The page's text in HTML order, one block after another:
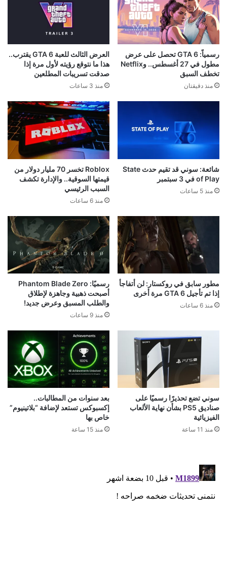
رسمياً: GTA 6 تحصل على عرض
مطول في 27 أغسطس.. وNetflix
تخطف السبق
منذ دقيقتان
العرض الثالث للعبة GTA 6 يقترب..
هذا ما نتوقع رؤيته لأول مرة إذا
صدقت تسريبات المطلعين
منذ 3 ساعات
شائعة: سوني قد تقيم حدث State
of Play في 3 سبتمبر
منذ 5 ساعات
Roblox تخسر 70 مليار دولار من
قيمتها السوقية.. والإدارة تكشف
السبب الرئيسي
منذ 6 ساعات
مطور سابق في روكستار: لن أتفاجأ
إذا تم تأجيل GTA 6 مرة أخرى
منذ 6 ساعات
رسميًا: Phantom Blade Zero
أصبحت ذهبية وجاهزة لإطلاق
والطلب المسبق وعرض جديد!
منذ 9 ساعات
سوني تضع تحذيرًا رسميًا على
صناديق PS5 بشأن نهاية الألعاب
الفيزيائية
منذ 11 ساعة
بعد سنوات من المطالبات..
إكسبوكس تستعد لإضافة “بلاتينيوم”
خاص بها
منذ 15 ساعة